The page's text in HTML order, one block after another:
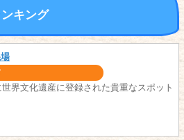
キング
世界文化遺産に登録された貴重なスポット